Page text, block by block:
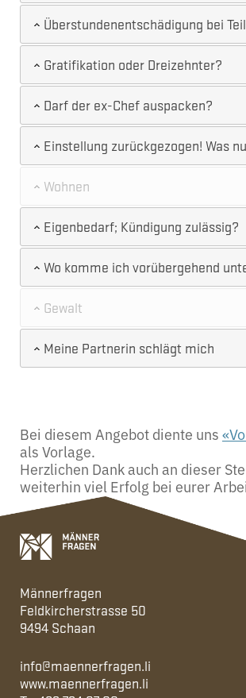
Überstundenentschädigung bei
Gratifikation oder Dreizehnter?
Darf der ex-Chef auspacken?
Einstellung zurückgezogen! Was
Wohnen
Eigenbedarf; Kündigung zulässig?
Wo komme ich vorübergehend
Gewalt
Meine Partnerin schlägt mich
Bei diesem Angebot diente uns
als Vorlage.
Herzlichen Dank auch an dieser
weiterhin viel Erfolg bei eurer
Männerfragen
Feldkircherstrasse 50
9494 Schaan
info@maennerfragen.li
www.maennerfragen.li